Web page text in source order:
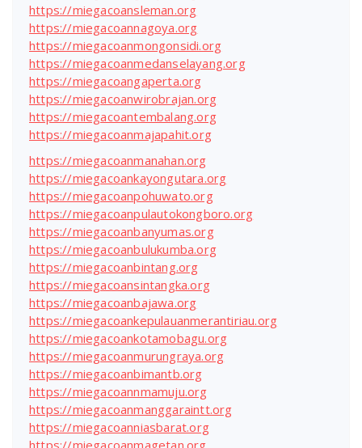
https://miegacoansleman.org
https://miegacoannagoya.org
https://miegacoanmongonsidi.org
https://miegacoanmedanselayang.org
https://miegacoangaperta.org
https://miegacoanwirobrajan.org
https://miegacoantembalang.org
https://miegacoanmajapahit.org
https://miegacoanmanahan.org
https://miegacoankayongutara.org
https://miegacoanpohuwato.org
https://miegacoanpulautokongboro.org
https://miegacoanbanyumas.org
https://miegacoanbulukumba.org
https://miegacoanbintang.org
https://miegacoansintangka.org
https://miegacoanbajawa.org
https://miegacoankepulauanmerantiriau.org
https://miegacoankotamobagu.org
https://miegacoanmurungraya.org
https://miegacoanbimantb.org
https://miegacoannmamuju.org
https://miegacoanmanggaraintt.org
https://miegacoanniasbarat.org